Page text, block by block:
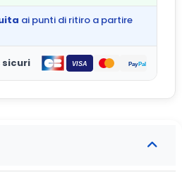
ai punti di ritiro a partire
sicuri